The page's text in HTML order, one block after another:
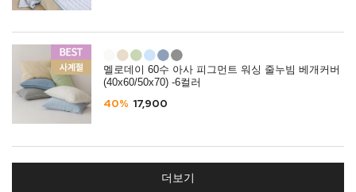
멜로데이 60수 아사 피그먼트 워싱 줄누빔 베개커버
(40x60/50x70) -6컬러
40% 17,900
더보기